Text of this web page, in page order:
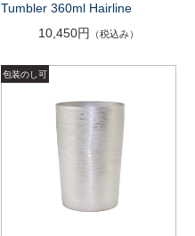
Tumbler 360ml Hairline
10,450円
（税込み）